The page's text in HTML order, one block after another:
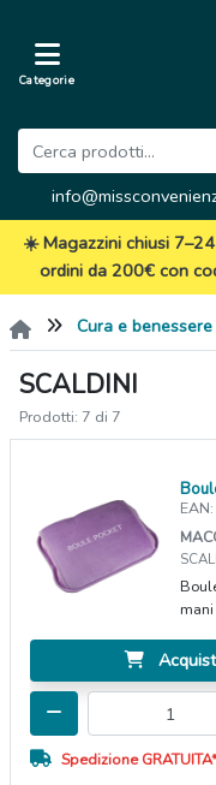
Categorie
☀️ Magazzini chiusi
ordini da 200€ con
Cura e benessere
SCALDINI
Prodotti: 7 di 7
mani
Spedizione